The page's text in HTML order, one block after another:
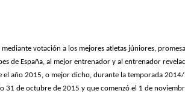
mediante votación a los mejores atletas júniores,
de España, al mejor entrenador y al entrenador
el año 2015, o mejor dicho, durante la temporada
31 de octubre de 2015 y que comenzó el 1 de